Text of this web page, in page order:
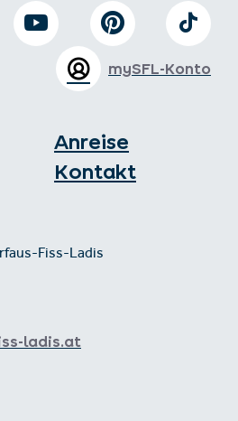
Anreise
Kontakt
Fiss-Ladis
ladis.at
mySFL-Konto